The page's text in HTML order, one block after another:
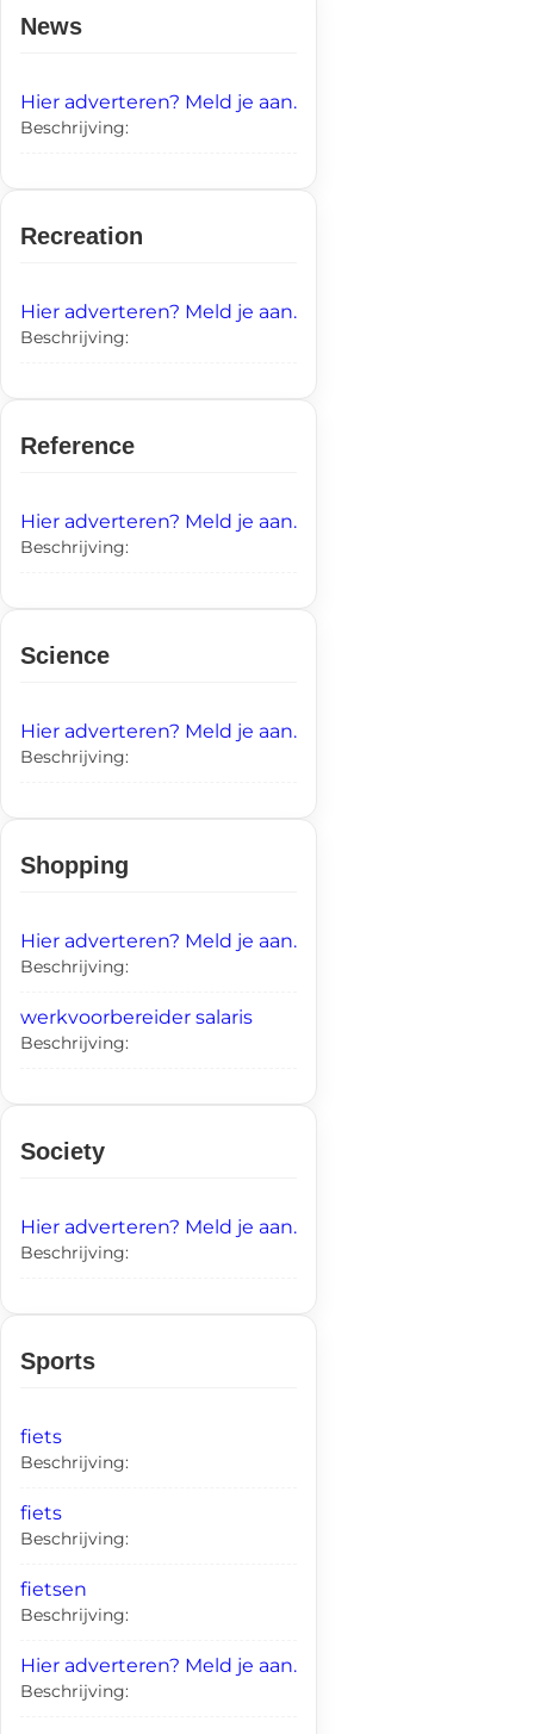
News
Hier adverteren? Meld je aan.
Beschrijving:
Recreation
Hier adverteren? Meld je aan.
Beschrijving:
Reference
Hier adverteren? Meld je aan.
Beschrijving:
Science
Hier adverteren? Meld je aan.
Beschrijving:
Shopping
Hier adverteren? Meld je aan.
Beschrijving:
werkvoorbereider salaris
Beschrijving:
Society
Hier adverteren? Meld je aan.
Beschrijving:
Sports
fiets
Beschrijving:
fiets
Beschrijving:
fietsen
Beschrijving:
Hier adverteren? Meld je aan.
Beschrijving: